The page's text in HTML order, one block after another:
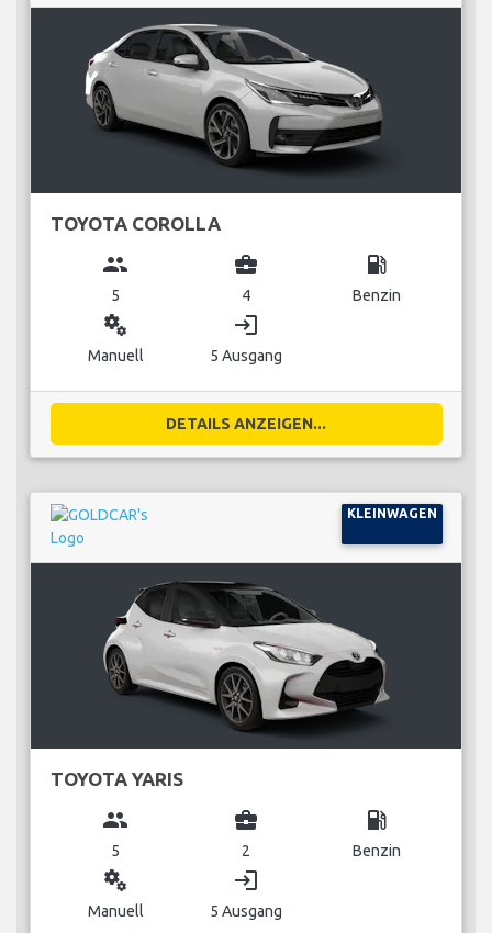
TOYOTA COROLLA
group
5
business_center
4
local_gas_station
Benzin
miscellaneous_services
Manuell
login
5 Ausgang
DETAILS ANZEIGEN...
KLEINWAGEN
TOYOTA YARIS
group
5
business_center
2
local_gas_station
Benzin
miscellaneous_services
Manuell
login
5 Ausgang